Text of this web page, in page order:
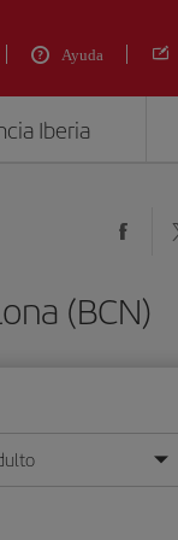
Ayuda
Iberia
(BCN)
mes/año